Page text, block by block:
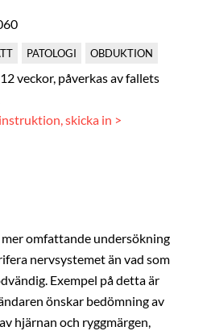
PATOLOGI OBDUKTION
veckor, påverkas av fallets
skicka in >
omfattande undersökning
nervsystemet än vad som
Exempel på detta är
önskar bedömning av
hjärnan och ryggmärgen,